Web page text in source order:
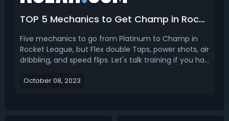
TOP 5 Mechanics to Get Champ in Rocket League
Five mechanics to go from Platinum to Champ in
Rocket League, but Flex double Taps, power shots, air
dribbling, and speed flips. Let's talk training if you had
and Workshop apps that have helped you get to
October 08, 2023